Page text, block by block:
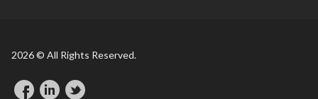
2026 © All Rights Reserved.